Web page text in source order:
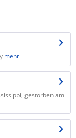
mehr
gestorben am